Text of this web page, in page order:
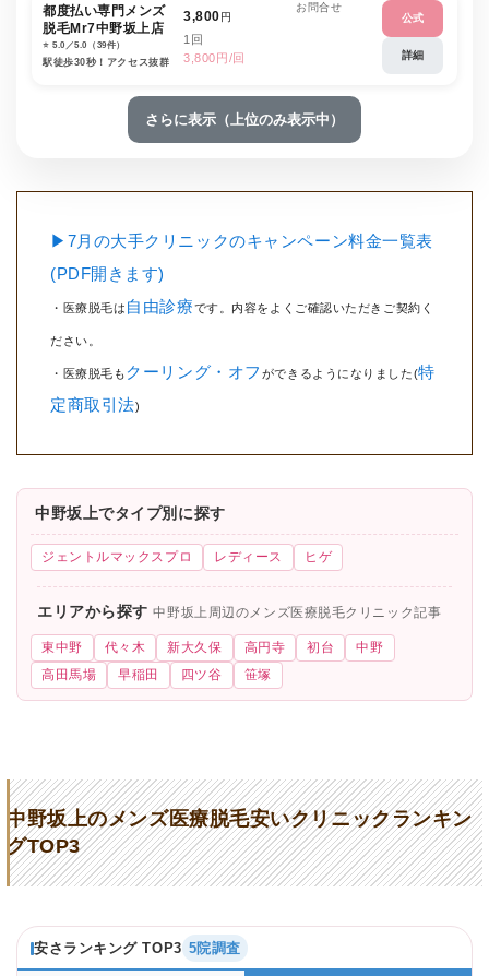
都度払い専門メンズ
脱毛Mr7中野坂上店
⭐️ 5.0／5.0（39件）
駅徒歩30秒！アクセス抜群
3,800円
1回
3,800円/回
お問合せ
公式
詳細
さらに表示（上位のみ表示中）
▶7月の大手クリニックのキャンペーン料金一覧表
(PDF開きます)
・医療脱毛は 自由診療です。内容をよくご確認いただきご契約く
ださい。
・医療脱毛も クーリング・オフ ができるようになりました(特
定商取引法)
中野坂上でタイプ別に探す
ジェントルマックスプロ レディース ヒゲ
エリアから探す中野坂上周辺のメンズ医療脱毛クリニック記事
東中野 代々木 新大久保 高円寺 初台
中野
高田馬場
早稲田 四ツ谷 笹塚
中野坂上のメンズ医療脱毛安いクリニックランキン
グTOP3
安さランキング TOP3 5院調査